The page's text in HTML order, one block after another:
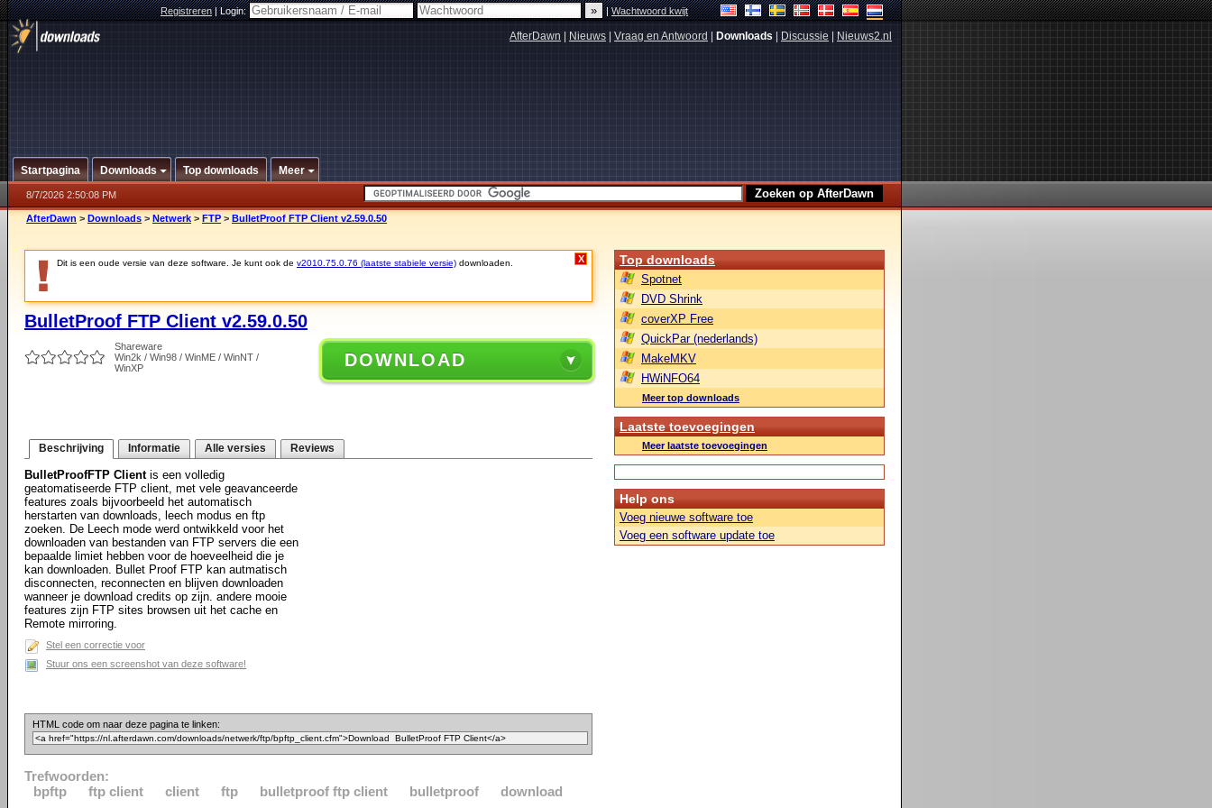
Registreren|Login: |Wachtwoord kwijt
AfterDawn Nieuws Vraag en Antwoord Downloads Discussie Nieuws2.nl
Startpagina Downloads Top downloads Meer
8/7/2026 2:50:08 PM
AfterDawn > Downloads > Netwerk > FTP > BulletProof FTP Client v2.59.0.50
Dit is een oude versie van deze software. Je kunt ook de v2010.75.0.76 (laatste stabiele versie) downloaden. X
BulletProof FTP Client v2.59.0.50
Shareware
Win2k / Win98 / WinME / WinNT /
WinXP
DOWNLOAD
Beschrijving Informatie Alle versies Reviews
BulletProofFTP Clientis een volledig
geatomatiseerde FTP client, met vele geavanceerde
features zoals bijvoorbeeld het automatisch
herstarten van downloads, leech modus en ftp
zoeken. De Leech mode werd ontwikkeld voor het
downloaden van bestanden van FTP servers die een
bepaalde limiet hebben voor de hoeveelheid die je
kan downloaden. Bullet Proof FTP kan autmatisch
disconnecten, reconnecten en blijven downloaden
wanneer je download credits op zijn. andere mooie
features zijn FTP sites browsen uit het cache en
Remote mirroring.
Stel een correctie voor
Stuur ons een screenshot van deze software!
HTML code om naar deze pagina te linken:
Trefwoorden:
bpftp
ftp client client ftp bulletproof ftp client bulletproof download
Top downloads
Spotnet
DVD Shrink
coverXP Free
QuickPar (nederlands)
MakeMKV
HWiNFO64
Meer top downloads
Laatste toevoegingen
Meer laatste toevoegingen
Help ons
Voeg nieuwe software toe
Voeg een software update toe